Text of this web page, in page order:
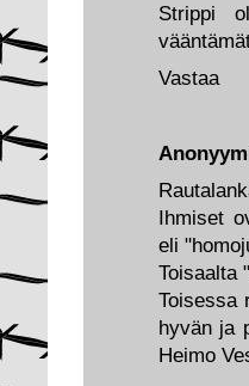
Ihmiset
eli
Toisaalta
Toisessa
hyvän ja
Heimo
Strippi
Vastaa